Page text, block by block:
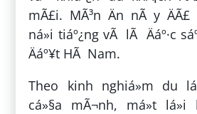
mÃ£i. MÃ³n Än nÃ y ÄÃ£
ná»i tiáº¿ng vÃ lÃ Äáº·c
Äáº¥t HÃ Nam.
Theo kinh nghiá»m du
cá»§a mÃ¬nh, má»t lá»i